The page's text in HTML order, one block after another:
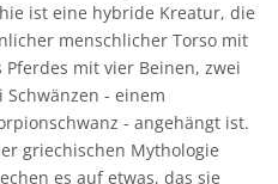
ist eine hybride Kreatur, die
menschlicher Torso mit
mit vier Beinen, zwei
- einem
- angehängt ist.
griechischen Mythologie
es auf etwas, das sie